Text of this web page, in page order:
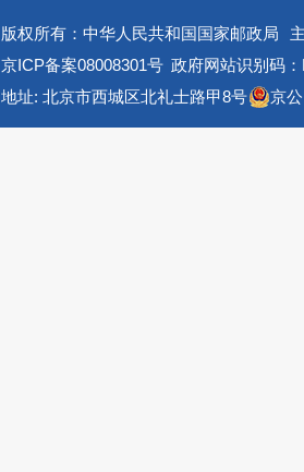
版权所有：中华人民共和国国家邮政局
京ICP备案08008301号 政府网站识别码
地址: 北京市西城区北礼士路甲8号
京